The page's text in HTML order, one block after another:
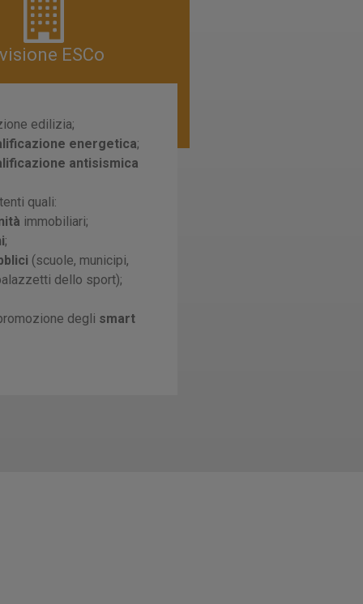
ESCo
edilizia;
energetica;
antisismica
quali:
immobiliari;
;
(scuole, municipi,
dello sport);
degli smart